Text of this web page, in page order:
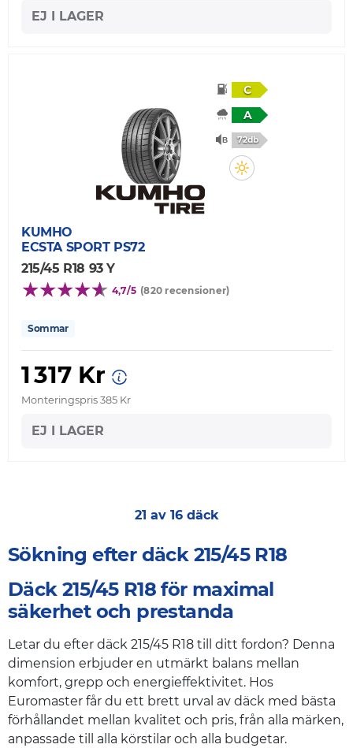
EJ I LAGER
C
A
72db
KUMHO
ECSTA SPORT PS72
215/45 R18 93 Y
4,7/5 (820 recensioner)
Sommar
1 317 Kr
Monteringspris 385 Kr
EJ I LAGER
21 av 16 däck
Sökning efter däck 215/45 R18
Däck 215/45 R18 för maximal
säkerhet och prestanda
Letar du efter däck 215/45 R18 till ditt fordon? Denna
dimension erbjuder en utmärkt balans mellan
komfort, grepp och energieffektivitet. Hos
Euromaster får du ett brett urval av däck med bästa
förhållandet mellan kvalitet och pris, från alla märken,
anpassade till alla körstilar och alla budgetar.